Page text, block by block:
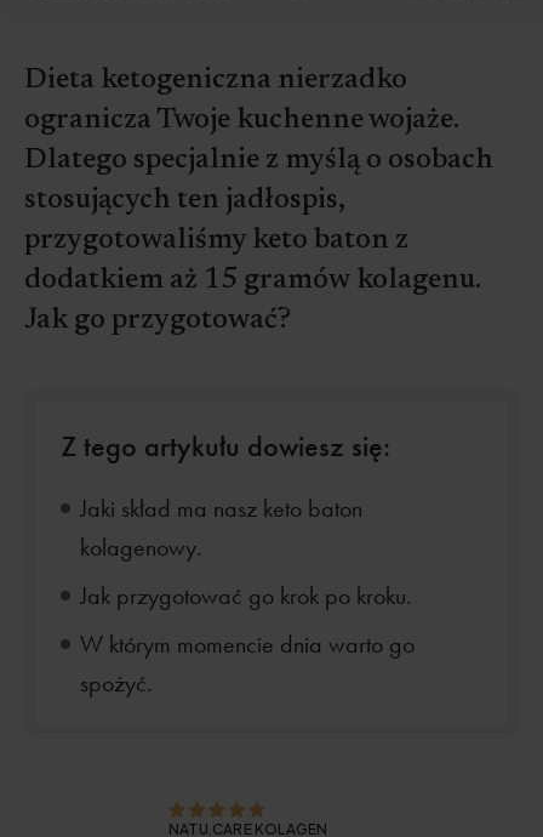
Dieta ketogeniczna nierzadko
ogranicza Twoje kuchenne wojaże.
Dlatego specjalnie z myślą o osobach
stosujących ten jadłospis,
przygotowaliśmy keto baton z
dodatkiem aż 15 gramów kolagenu.
Jak go przygotować?
Z tego artykułu dowiesz się:
Jaki skład ma nasz keto baton
kolagenowy.
Jak przygotować go krok po kroku.
W którym momencie dnia warto go
spożyć.
NATU.CARE KOLAGEN